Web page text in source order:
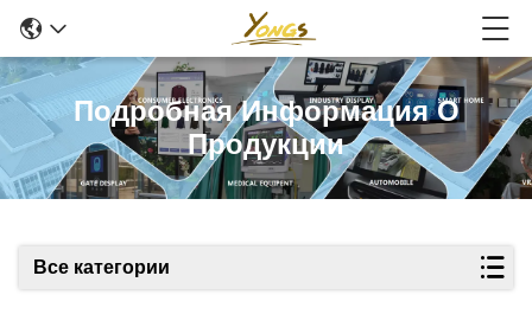
Подробная Информация О
Продукции
Все категории